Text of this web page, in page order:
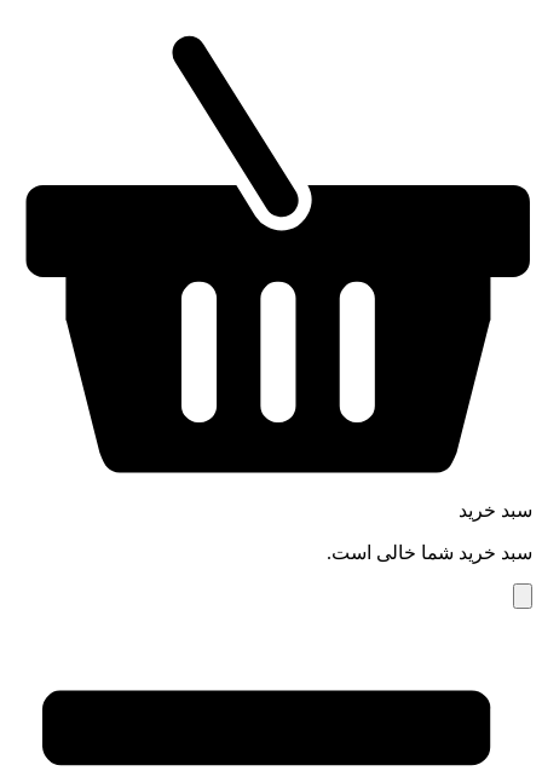
سبد خرید
سبد خرید شما خالی است.